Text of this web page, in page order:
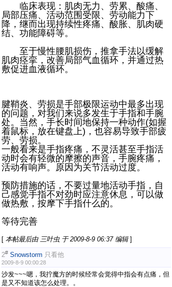
临床表现：肌肉无力、劳累、酸痛、
局部压痛、活动范围受限、劳动能力下
降，继而出现持续性疼痛、酸胀、肌肉硬
结、功能障碍等。
至于慢性腰肌损伤，推拿手法以缓解
肌肉痉挛，改善局部气血循环，并通过热
敷促进血液循环。
腱鞘炎、劳损是手部极限运动中最多出现
的问题，对我们来说多发生于手指和手腕
处。当然，手长时间地保持一种动作(如握
着鼠标，放在键盘上)，也容易导致手部疲
劳、劳损。
一般看来是手指疼痛，不灵活甚至手指活
动时会有轻微的摩擦的声音，手腕疼痛，
活动有响声。原因为关节活动过度。
预防措施的话，不要过量地活动手指，自
己感觉手指不对劲时应注意休息，可以做
做热敷，按摩下手指什么的。
等待完善
[ 本帖最后由 三叶虫 于 2009-8-9 06:37 编辑 ]
2# Snowstorm 只看他
2009-8-9 00:00:28
沙发~~~嗯，我拧魔方的时候经常会觉得中指会有点痛，但
是又不知道该怎么处理。。